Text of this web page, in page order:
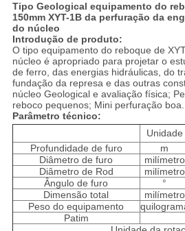
Tipo Geological equipamento do
150mm XYT-1B da perfuração da
do núcleo
Introdução de produto:
O tipo equipamento do reboque de
núcleo é apropriado para projetar o
de ferro, das energias hidráulicas, do
fundação da represa e das outras
núcleo Geological e avaliação física;
reboco pequenos; Mini perfuração boa.
Parâmetro técnico:
Unidade
Profundidade de furo
m
Diâmetro de furo
milímetro
Diâmetro de Rod
milímetro
Ângulo de furo
°
Dimensão total
milímetro
Peso do equipamento
Patim